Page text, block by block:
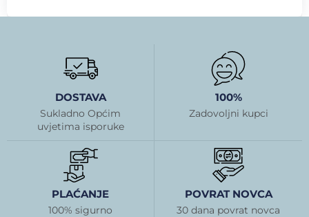
DOSTAVA
Sukladno Općim
uvjetima isporuke
100%
Zadovoljni kupci
PLAĆANJE
100% sigurno
POVRAT NOVCA
30 dana povrat novca